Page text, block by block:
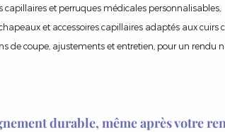
capillaires et perruques médicales personnalisables,
et accessoires capillaires adaptés aux cuirs
de coupe, ajustements et entretien, pour un rendu
durable, même après votre